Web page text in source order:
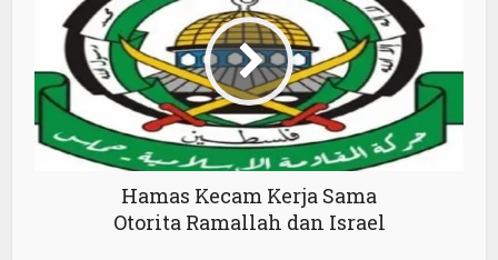
Hamas Kecam Kerja Sama
Otorita Ramallah dan Israel